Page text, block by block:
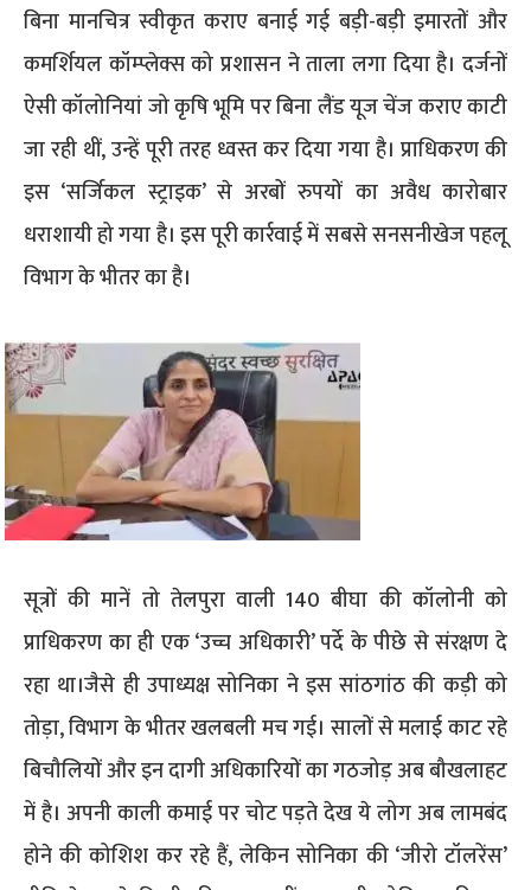
बिना मानचित्र स्वीकृत कराए बनाई गई बड़ी-बड़ी इमारतों और
कमर्शियल कॉम्प्लेक्स को प्रशासन ने ताला लगा दिया है। दर्जनों
ऐसी कॉलोनियां जो कृषि भूमि पर बिना लैंड यूज चेंज कराए काटी
जा रही थीं, उन्हें पूरी तरह ध्वस्त कर दिया गया है। प्राधिकरण की
इस ‘सर्जिकल स्ट्राइक’ से अरबों रुपयों का अवैध कारोबार
धराशायी हो गया है। ​इस पूरी कार्रवाई में सबसे सनसनीखेज पहलू
विभाग के भीतर का है।
सूत्रों की मानें तो तेलपुरा वाली 140 बीघा की कॉलोनी को
प्राधिकरण का ही एक ‘उच्च अधिकारी’ पर्दे के पीछे से संरक्षण दे
रहा था।​जैसे ही उपाध्यक्ष सोनिका ने इस सांठगांठ की कड़ी को
तोड़ा, विभाग के भीतर खलबली मच गई। सालों से मलाई काट रहे
बिचौलियों और इन दागी अधिकारियों का गठजोड़ अब बौखलाहट
में है। अपनी काली कमाई पर चोट पड़ते देख ये लोग अब लामबंद
होने की कोशिश कर रहे हैं, लेकिन सोनिका की ‘जीरो टॉलरेंस’